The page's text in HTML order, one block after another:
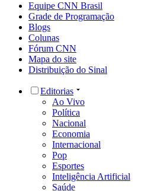
Equipe CNN Brasil
Grade de Programação
Blogs
Colunas
Fórum CNN
Mapa do site
Distribuição do Sinal
Editorias
Ao Vivo
Política
Nacional
Economia
Internacional
Pop
Esportes
Inteligência Artificial
Saúde